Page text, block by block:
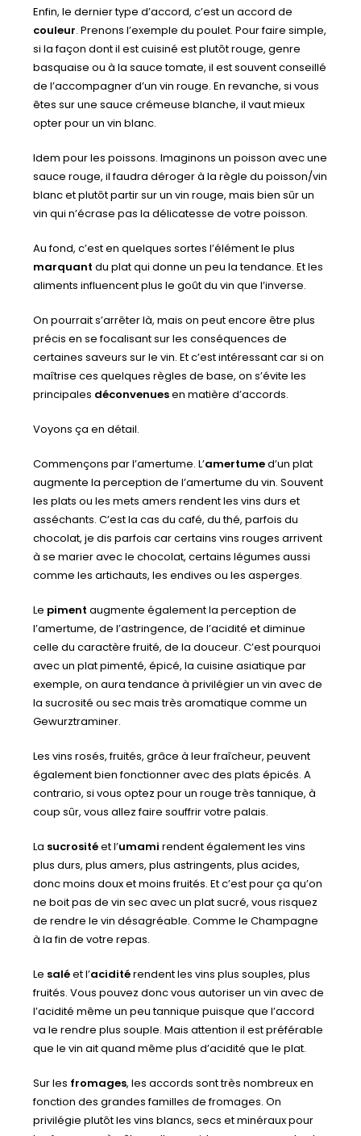
Enfin, le dernier type d’accord, c’est un accord de
couleur. Prenons l’exemple du poulet. Pour faire simple,
si la façon dont il est cuisiné est plutôt rouge, genre
basquaise ou à la sauce tomate, il est souvent conseillé
de l’accompagner d’un vin rouge. En revanche, si vous
êtes sur une sauce crémeuse blanche, il vaut mieux
opter pour un vin blanc.
Idem pour les poissons. Imaginons un poisson avec une
sauce rouge, il faudra déroger à la règle du poisson/vin
blanc et plutôt partir sur un vin rouge, mais bien sûr un
vin qui n’écrase pas la délicatesse de votre poisson.
Au fond, c’est en quelques sortes l’élément le plus
marquant du plat qui donne un peu la tendance. Et les
aliments influencent plus le goût du vin que l’inverse.
On pourrait s’arrêter là, mais on peut encore être plus
précis en se focalisant sur les conséquences de
certaines saveurs sur le vin. Et c’est intéressant car si on
maîtrise ces quelques règles de base, on s’évite les
principales déconvenuesen matière d’accords.
Voyons ça en détail.
Commençons par l’amertume. L’amertumed’un plat
augmente la perception de l’amertume du vin. Souvent
les plats ou les mets amers rendent les vins durs et
asséchants. C’est la cas du café, du thé, parfois du
chocolat, je dis parfois car certains vins rouges arrivent
à se marier avec le chocolat, certains légumes aussi
comme les artichauts, les endives ou les asperges.
Le pimentaugmente également la perception de
l’amertume, de l’astringence, de l’acidité et diminue
celle du caractère fruité, de la douceur. C’est pourquoi
avec un plat pimenté, épicé, la cuisine asiatique par
exemple, on aura tendance à privilégier un vin avec de
la sucrosité ou sec mais très aromatique comme un
Gewurztraminer.
Les vins rosés, fruités, grâce à leur fraîcheur, peuvent
également bien fonctionner avec des plats épicés. A
contrario, si vous optez pour un rouge très tannique, à
coup sûr, vous allez faire souffrir votre palais.
La sucrositéet l’umami rendent également les vins
plus durs, plus amers, plus astringents, plus acides,
donc moins doux et moins fruités. Et c’est pour ça qu’on
ne boit pas de vin sec avec un plat sucré, vous risquez
de rendre le vin désagréable. Comme le Champagne
à la fin de votre repas.
Le saléet l’aciditérendent les vins plus souples, plus
fruités. Vous pouvez donc vous autoriser un vin avec de
l’acidité même un peu tannique puisque que l’accord
va le rendre plus souple. Mais attention il est préférable
que le vin ait quand même plus d’acidité que le plat.
Sur les fromages, les accords sont très nombreux en
fonction des grandes familles de fromages. On
privilégie plutôt les vins blancs, secs et minéraux pour